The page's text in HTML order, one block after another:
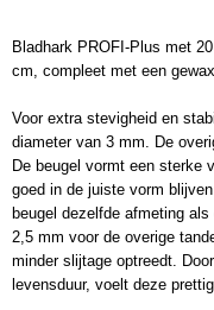
Bladhark PROFI-Plus met
cm, compleet met een
Voor extra stevigheid en
diameter van 3 mm. De
De beugel vormt een sterke
goed in de juiste vorm
beugel dezelfde afmeting
2,5 mm voor de overige
minder slijtage optreedt.
levensduur, voelt deze